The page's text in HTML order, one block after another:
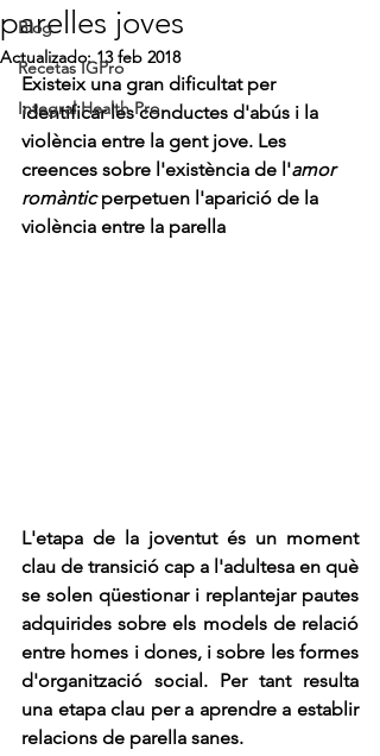
Blog
Recetas IGPro
Integral Health Pro
parelles joves
Actualizado:13 feb 2018
Existeix una gran dificultat per
identificar les conductes d'abús i la
violència entre la gent jove. Les
creences sobre l'existència de l'amor
romàntic perpetuen l'aparició de la
violència entre la parella
L'etapa de la joventut és un moment
clau de transició cap a l'adultesa en què
se solen qüestionar i replantejar pautes
adquirides sobre els models de relació
entre homes i dones, i sobre les formes
d'organització social. Per tant resulta
una etapa clau per a aprendre a establir
relacions de parella sanes.